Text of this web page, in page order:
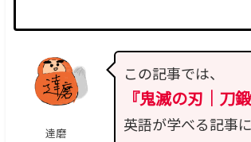
達磨
この記事では、
『鬼滅の刃｜刀
英語が学べる記事